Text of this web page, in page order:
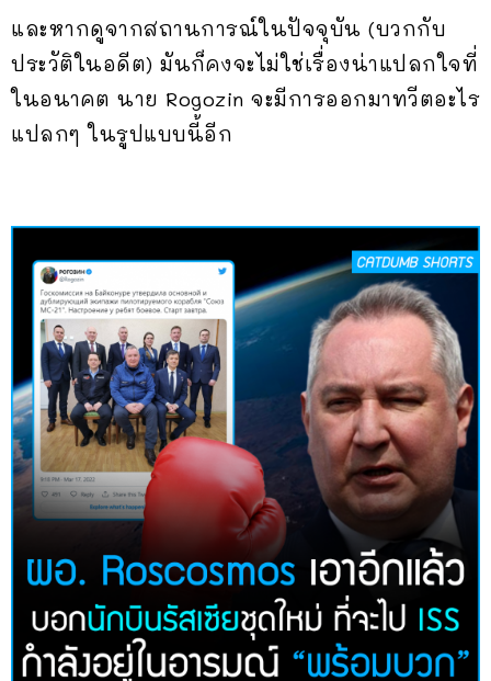
และหากดูจากสถานการณ์ในปัจจุบัน (บวกกับ
ประวัติในอดีต) มันก็คงจะไม่ใช่เรื่องน่าแปลกใจที่
ในอนาคต นาย Rogozin จะมีการออกมาทวีตอะไร
แปลกๆ ในรูปแบบนี้อีก